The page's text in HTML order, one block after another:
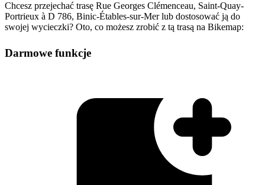
Chcesz przejechać trasę Rue Georges Clémenceau, Saint-Quay-
Portrieux à D 786, Binic-Étables-sur-Mer lub dostosować ją do
swojej wycieczki? Oto, co możesz zrobić z tą trasą na Bikemap:
Darmowe funkcje